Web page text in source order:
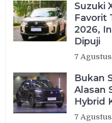
Suzuki
Favorit
2026,
Dipuji
7
Bukan
Alasan
Hybrid
7